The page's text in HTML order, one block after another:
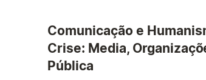
INVESTIGAÇÃO E
PROJETOS
ALUNOS
Comunicação e
Crise: Media,
Pública